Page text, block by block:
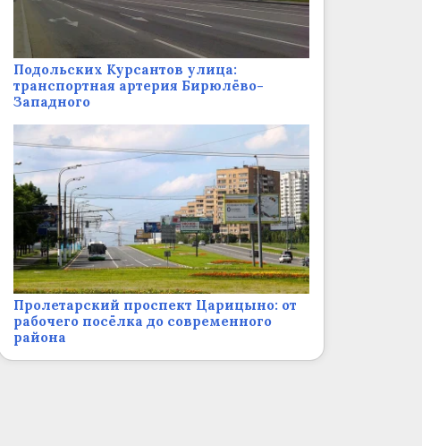
Подольских Курсантов улица:
транспортная артерия Бирюлёво-
Западного
Пролетарский проспект Царицыно: от
рабочего посёлка до современного
района